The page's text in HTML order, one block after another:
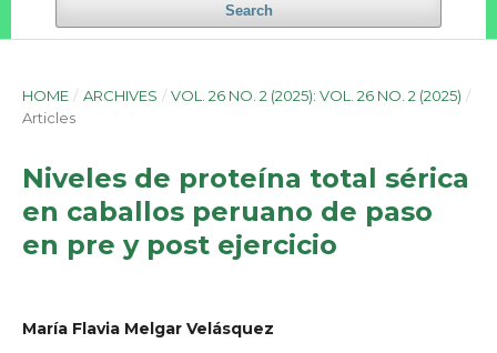
Search
HOME / ARCHIVES / VOL. 26 NO. 2 (2025): VOL. 26 NO. 2 (2025) /
Articles
Niveles de proteína total sérica
en caballos peruano de paso
en pre y post ejercicio
María Flavia Melgar Velásquez